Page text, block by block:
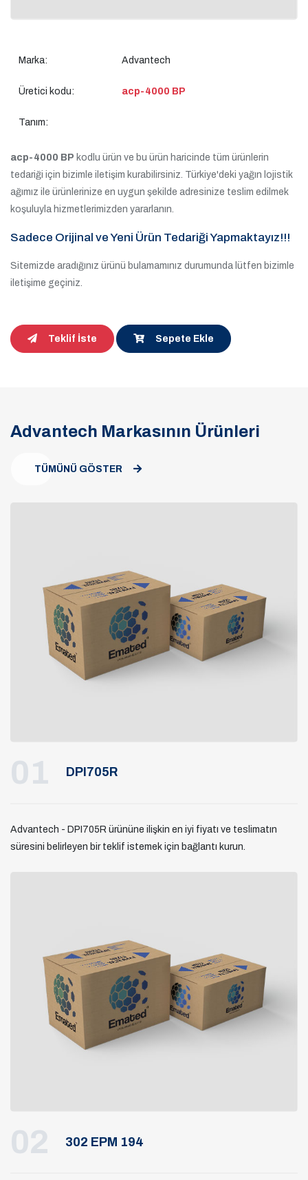
Marka: Advantech
Üretici kodu: acp-4000 BP
Tanım:
acp-4000 BP kodlu ürün ve bu ürün haricinde tüm ürünlerin
tedariği için bizimle iletişim kurabilirsiniz. Türkiye'deki yağın lojistik
ağımız ile ürünlerinize en uygun şekilde adresinize teslim edilmek
koşuluyla hizmetlerimizden yararlanın.
Sadece Orijinal ve Yeni Ürün Tedariği Yapmaktayız!!!
Sitemizde aradığınız ürünü bulamamınız durumunda lütfen bizimle
iletişime geçiniz.
Teklif İste Sepete Ekle
Advantech Markasının Ürünleri
TÜMÜNÜ GÖSTER
01 DPI705R
Advantech - DPI705R ürününe ilişkin en iyi fiyatı ve teslimatın
süresini belirleyen bir teklif istemek için bağlantı kurun.
02 302 EPM 194